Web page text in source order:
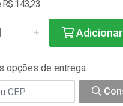
143,23
opções de entrega